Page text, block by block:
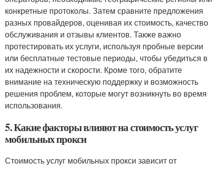
конкретные протоколы. Затем сравните предложения
разных провайдеров, оценивая их стоимость, качество
обслуживания и отзывы клиентов. Также важно
протестировать их услуги, используя пробные версии
или бесплатные тестовые периоды, чтобы убедиться в
их надежности и скорости. Кроме того, обратите
внимание на техническую поддержку и возможность
решения проблем, которые могут возникнуть во время
использования.
5. Какие факторы влияют на стоимость услуг
мобильных прокси
Стоимость услуг мобильных прокси зависит от